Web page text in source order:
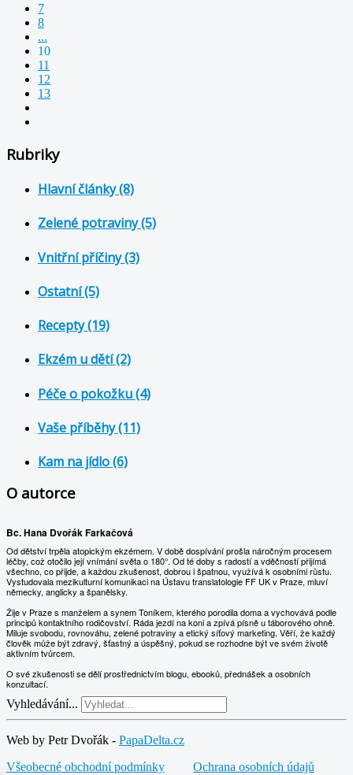
7
8
...
10
11
12
13
Rubriky
Hlavní články (8)
Zelené potraviny (5)
Vnitřní příčiny (3)
Ostatní (5)
Recepty (19)
Ekzém u dětí (2)
Péče o pokožku (4)
Vaše příběhy (11)
Kam na jídlo (6)
O autorce
Bc. Hana Dvořák Farkačová
Od dětství trpěla atopickým ekzémem. V době dospívání prošla náročným procesem
léčby, což otočilo její vnímání světa o 180°. Od té doby s radostí a vděčností přijímá
všechno, co přijde, a každou zkušenost, dobrou i špatnou, využívá k osobními růstu.
Vystudovala mezikulturní komunikaci na Ústavu translatologie FF UK v Praze, mluví
německy, anglicky a španělsky.
Žije v Praze s manželem a synem Toníkem, kterého porodila doma a vychovává podle
principů kontaktního rodičovství. Ráda jezdí na koni a zpívá písně u táborového ohně.
Miluje svobodu, rovnováhu, zelené potraviny a etický síťový marketing. Věří, že každý
člověk může být zdravý, šťastný a úspěšný, pokud se rozhodne být ve svém životě
aktivním tvůrcem.
O své zkušenosti se dělí prostřednictvím blogu, ebooků, přednášek a osobních
konzultací.
Vyhledávání...
Web by Petr Dvořák - PapaDelta.cz
Všeobecné obchodní podmínky
Ochrana osobních údajů